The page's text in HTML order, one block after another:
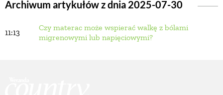
Archiwum artykułów z dnia 2025-07-30
11:13
Czy materac może wspierać walkę z bólami
migrenowymi lub napięciowymi?
BUDUJEMY DOM